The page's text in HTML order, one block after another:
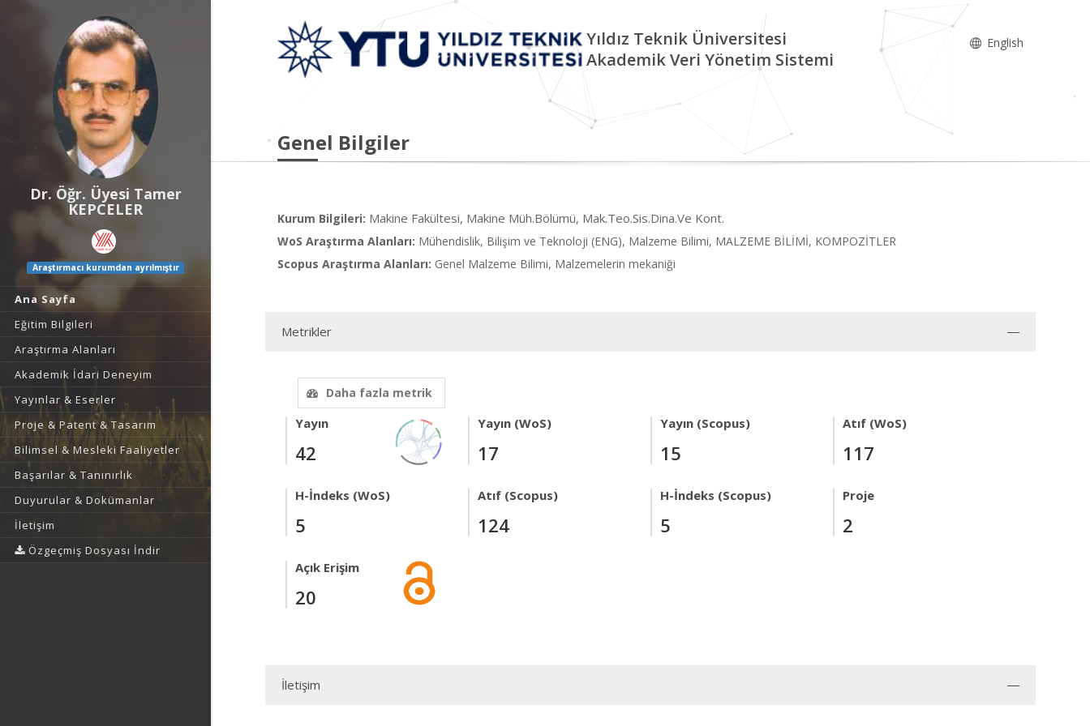
Dr. Öğr. Üyesi Tamer
KEPCELER
Araştırmacı kurumdan ayrılmıştır
Ana Sayfa
Eğitim Bilgileri
Araştırma Alanları
Akademik İdari Deneyim
Yayınlar & Eserler
Proje & Patent & Tasarım
Bilimsel & Mesleki Faaliyetler
Başarılar & Tanınırlık
Duyurular & Dokümanlar
İletişim
Özgeçmiş Dosyası İndir
Yıldız Teknik Üniversitesi
Akademik Veri Yönetim Sistemi
English
Genel Bilgiler
Kurum Bilgileri: Makine Fakültesi, Makine Müh.Bölümü, Mak.Teo.Sis.Dina.Ve Kont.
WoS Araştırma Alanları: Mühendislik, Bilişim ve Teknoloji (ENG), Malzeme Bilimi, MALZEME BİLİMİ, KOMPOZİTLER
Scopus Araştırma Alanları: Genel Malzeme Bilimi, Malzemelerin mekaniği
Metrikler
Daha fazla metrik
Yayın
42
Yayın (WoS)
17
Yayın (Scopus)
15
Atıf (WoS)
117
H-İndeks (WoS)
5
Atıf (Scopus)
124
H-İndeks (Scopus)
5
Proje
2
Açık Erişim
20
İletişim